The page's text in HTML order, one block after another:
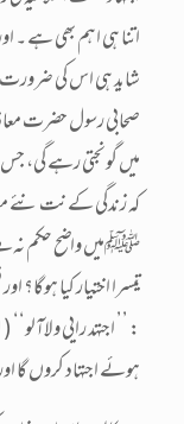
اتنا ہی اہم بھی ہے
شاید ہی اس کی
صحابی رسول حضرت
میں گونجتی رہے
کہ زندگی کے نت
ﷺمیں واضح حکم نہ
تیسرا اختیار کیا ہوگا؟
ہوئے اجتہاد کروں گا